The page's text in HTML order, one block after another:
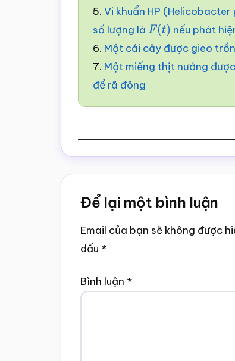
5. Vi khuẩn HP
số lượng là F(t) nếu phát
6. Một cái cây được gieo
7. Một miếng thịt nướng
để rã đông
Reader
Interactions
Để lại một bình luận
Email của bạn sẽ không được
dấu *
Bình luận *